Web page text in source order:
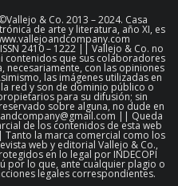
& Co. 2013 – 2024. Casa
de arte y literatura, año XI, es
2410 – 1222 || Vallejo & Co. no
contenidos que sus colaboradores
necesariamente, con las opiniones
las imágenes utilizadas en
red y son de dominio público o
para su difusión; sin
sobre alguna, no dude en
|| Queda
de los contenidos de esta web
la marca comercial como los
web y editorial Vallejo & Co.,
en lo legal por INDECOPI
por lo que, ante cualquier plagio o
legales correspondientes.